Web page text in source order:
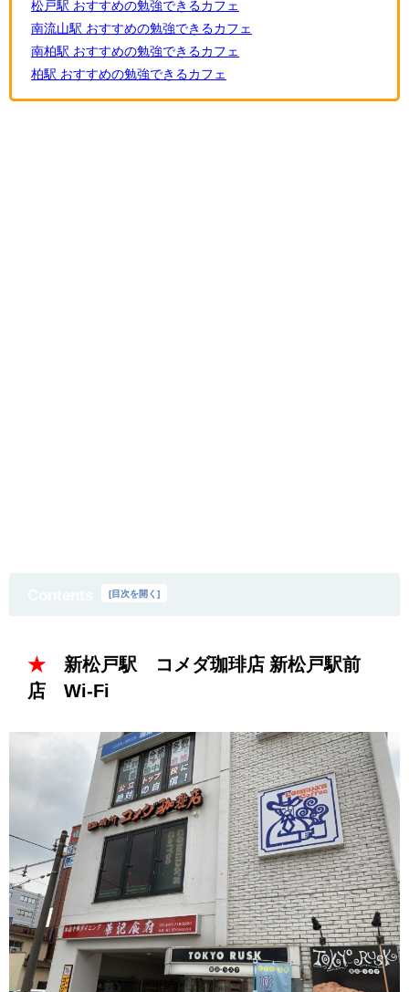
松戸駅 おすすめの勉強できるカフェ
南流山駅 おすすめの勉強できるカフェ
南柏駅 おすすめの勉強できるカフェ
柏駅 おすすめの勉強できるカフェ
[目次を開く ]
★新松戸駅 コメダ珈琲店 新松戸駅前
店 Wi-Fi